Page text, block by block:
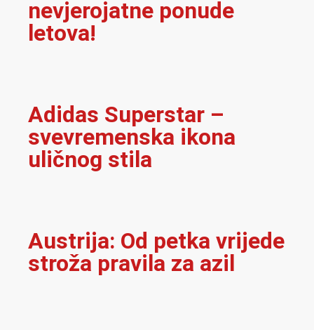
nevjerojatne ponude
letova!
Adidas Superstar –
svevremenska ikona
uličnog stila
Austrija: Od petka vrijede
stroža pravila za azil